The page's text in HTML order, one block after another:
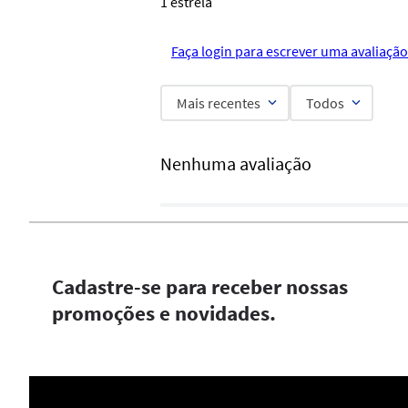
Faça login para escrever uma
Mais recentes Todos
Nenhuma avaliação
Cadastre-se para receber nossas
promoções e novidades.